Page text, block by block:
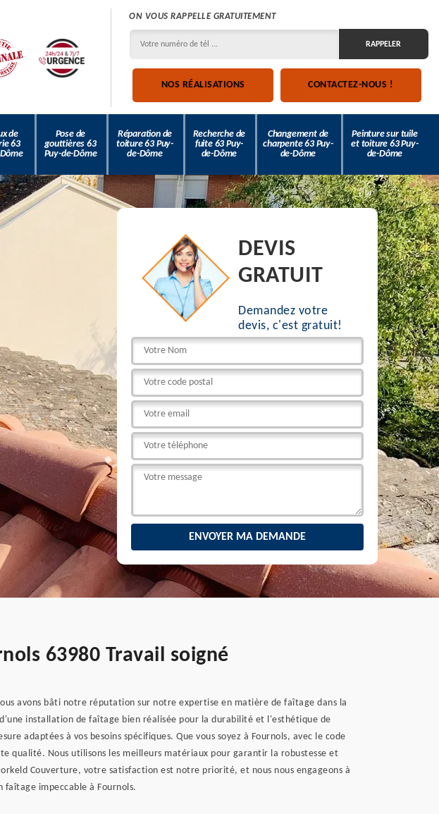
ON VOUS RAPPELLE GRATUITEMENT
NOS RÉALISATIONS CONTACTEZ-NOUS !
de
63
Pose de
gouttières 63
Puy-de-Dôme
Réparation de
toiture 63 Puy-
de-Dôme
Recherche de
fuite 63 Puy-
de-Dôme
Changement de
charpente 63 Puy-
de-Dôme
Peinture sur tuile
et toiture 63 Puy-
de-Dôme
DEVIS
GRATUIT
Demandez votre
devis, c'est gratuit!
63980 Travail soigné
avons bâti notre réputation sur notre expertise en matière de faîtage dans la
installation de faîtage bien réalisée pour la durabilité et l'esthétique de
adaptées à vos besoins spécifiques. Que vous soyez à Fournols, avec le code
qualité. Nous utilisons les meilleurs matériaux pour garantir la robustesse et
Couverture, votre satisfaction est notre priorité, et nous nous engageons à
impeccable à Fournols.